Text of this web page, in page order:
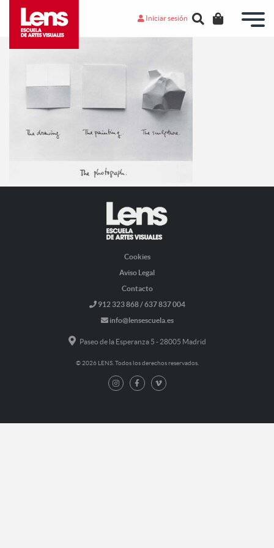
Iniciar sesión
Cookies
Aviso Legal
Contacto
912 323 868 / 637 837 004
info@lensescuela.es
Paseo de la Esperanza 5 - 28005 Madrid
© 2026 LENS. Todos los derechos reservados.